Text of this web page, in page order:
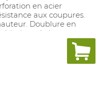
en acier
aux coupures.
Doublure en
la botte est
La semelle
est résistante à la
à l'essence et aux huiles
Pointures: 35 - 50.